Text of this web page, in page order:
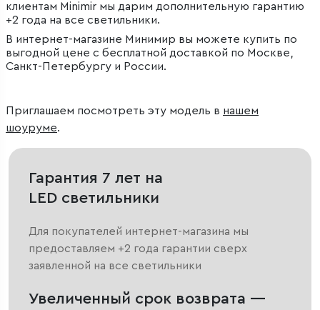
клиентам Minimir мы дарим дополнительную гарантию
+2 года на все светильники.
В интернет-магазине Минимир вы можете купить по
выгодной цене с бесплатной доставкой по Москве,
Санкт-Петербургу и России.
Приглашаем посмотреть эту модель в нашем
шоуруме.
Гарантия 7 лет на
LED светильники
Для покупателей интернет-магазина мы
предоставляем +2 года гарантии сверх
заявленной на все светильники
Увеличенный срок возврата —